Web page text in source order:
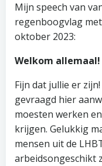
Mijn speech van
regenboogvlag
oktober 2023:
Welkom allemaal!
Fijn dat jullie er
gevraagd hier
moesten werken
krijgen. Gelukkig
mensen uit de
arbeidsongeschikt